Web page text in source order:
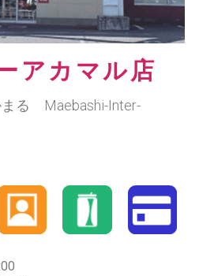
アカマル店
まる Maebashi-Inter-